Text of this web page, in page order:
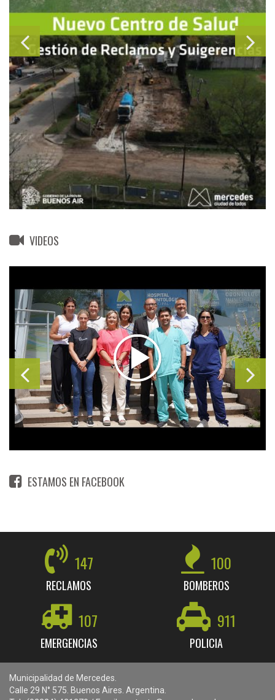
VIDEOS
ESTAMOS EN FACEBOOK
147
RECLAMOS
100
BOMBEROS
107
EMERGENCIAS
911
POLICIA
Municipalidad de Mercedes.
Calle 29 N° 575. Buenos Aires. Argentina.